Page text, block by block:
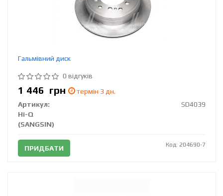
Гальмівний диск
0 відгуків
1 446 грн
термін 3 дн.
Артикул:
SD4039
Hi-Q
(SANGSIN)
ПРИДБАТИ Код: 204690-7